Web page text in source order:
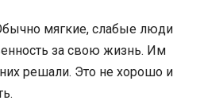
мягкие, слабые люди
за свою жизнь. Им
решали. Это не хорошо и